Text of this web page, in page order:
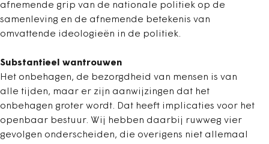
afnemende grip van de nationale politiek op de
samenleving en de afnemende betekenis van
omvattende ideologieën in de politiek.
Substantieel wantrouwen
Het onbehagen, de bezorgdheid van mensen is van
alle tijden, maar er zijn aanwijzingen dat het
onbehagen groter wordt. Dat heeft implicaties voor het
openbaar bestuur. Wij hebben daarbij ruwweg vier
gevolgen onderscheiden, die overigens niet allemaal